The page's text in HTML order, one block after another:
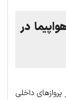
در
داخلی